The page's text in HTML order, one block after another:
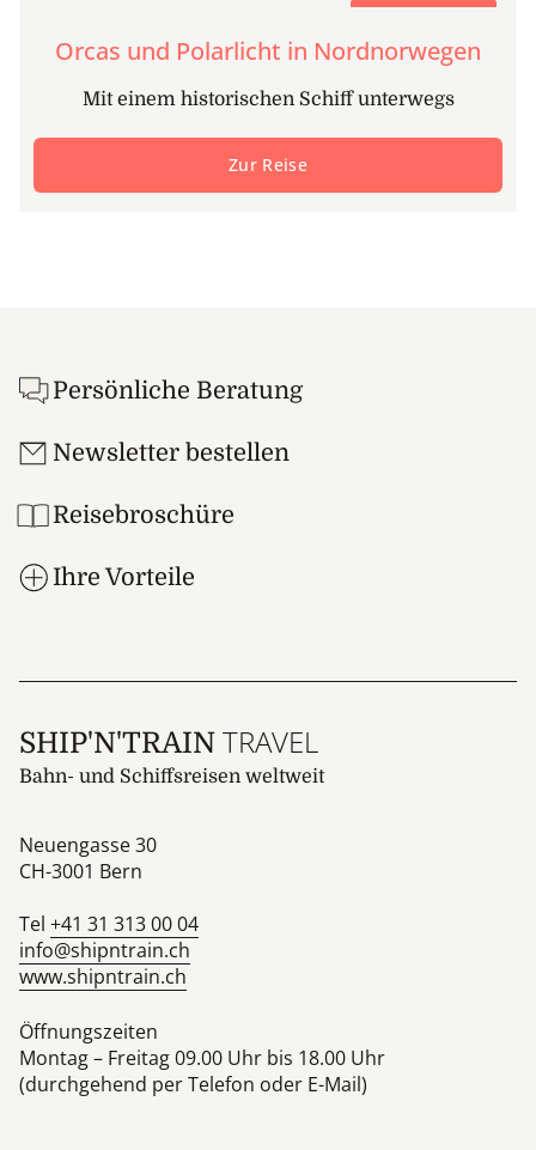
Ship'N'Train Travel
Orcas und Polarlicht in Nordnorwegen
Mit einem historischen Schiff unterwegs
Zur Reise
Persönliche Beratung
Newsletter bestellen
Reisebroschüre
Ihre Vorteile
SHIP'N'TRAIN TRAVEL
Bahn- und Schiffsreisen weltweit
Neuengasse 30
CH-3001 Bern
Tel +41 31 313 00 04
info@shipntrain.ch
www.shipntrain.ch
Öffnungszeiten
Montag – Freitag 09.00 Uhr bis 18.00 Uhr
(durchgehend per Telefon oder E-Mail)